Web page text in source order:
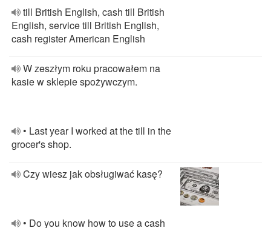
till British English, cash till British
English, service till British English,
cash register American English
W zeszłym roku pracowałem na
kasie w sklepie spożywczym.
• Last year I worked at the till in the
grocer's shop.
Czy wiesz jak obsługiwać kasę?
• Do you know how to use a cash